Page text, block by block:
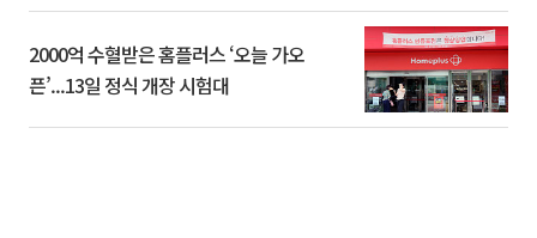
2000억 수혈받은 홈플러스 ‘오늘 가오
픈’...13일 정식 개장 시험대